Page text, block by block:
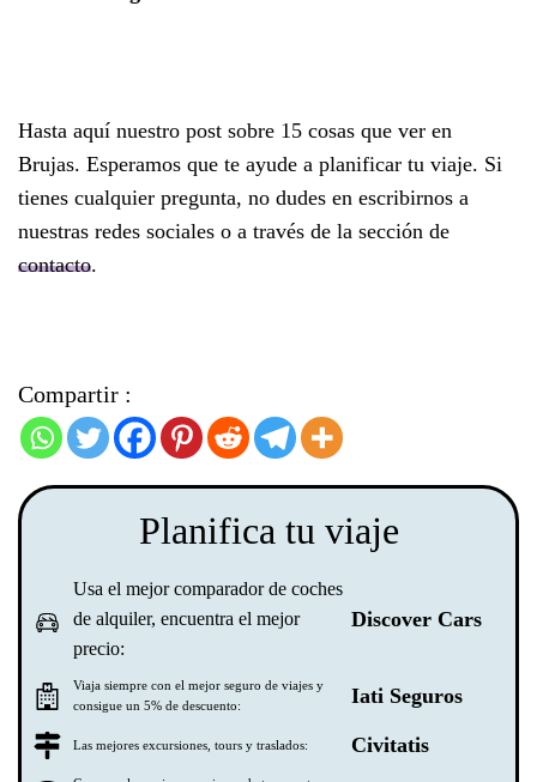
Hasta aquí nuestro post sobre 15 cosas que ver en
Brujas. Esperamos que te ayude a planificar tu viaje. Si
tienes cualquier pregunta, no dudes en escribirnos a
nuestras redes sociales o a través de la sección de
contacto.
Compartir :
Planifica tu viaje
Usa el mejor comparador de coches
de alquiler, encuentra el mejor
precio:
Discover Cars
Viaja siempre con el mejor seguro de viajes y
consigue un 5% de descuento:
Iati Seguros
Las mejores excursiones, tours y traslados: Civitatis